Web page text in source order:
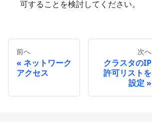
可することを検討してください。
前へ
ネットワーク
アクセス
次へ
クラスタのIP
許可リストを
設定